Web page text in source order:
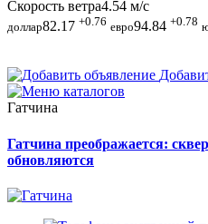
Скорость ветра4.54 м/с
доллар82.17 +0.76 евро94.84 +0.78
Гатчина
Гатчина преображается:
обновляются